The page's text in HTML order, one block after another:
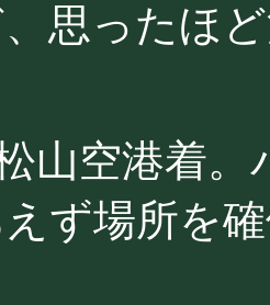
思ったほ
山空港着
ず場所を